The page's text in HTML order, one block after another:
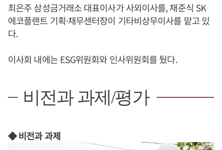
최은주 삼성금거래소 대표이사가 사외이사를, 채준식 SK
에코플랜트 기획·재무센터장이 기타비상무이사를 맡고 있
다.
이사회 내에는 ESG위원회와 인사위원회를 뒀다.
비전과 과제/평가
◆ 비전과 과제